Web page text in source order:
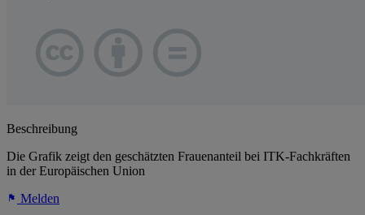
Beschreibung
Die Grafik zeigt den geschätzten Frauenanteil bei ITK-Fachkräften
in der Europäischen Union
Melden